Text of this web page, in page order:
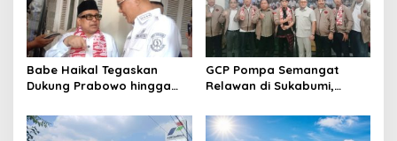
Babe Haikal Tegaskan
Dukung Prabowo hingga
Kesehatan, Kita Lanjutkan
Dong
GCP Pompa Semangat
Relawan di Sukabumi,
Prabowo Berjuang Sendiri